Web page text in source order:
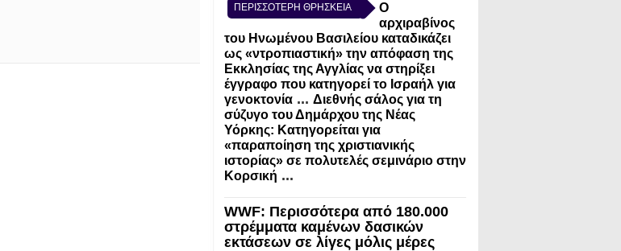
ΠΕΡΙΣΣΟΤΕΡΗ ΘΡΗΣΚΕΙΑ
Ο
αρχιραβίνος
του Ηνωμένου Βασιλείου καταδικάζει
ως «ντροπιαστική» την απόφαση της
Εκκλησίας της Αγγλίας να στηρίξει
έγγραφο που κατηγορεί το Ισραήλ για
γενοκτονία ... Διεθνής σάλος για τη
σύζυγο του Δημάρχου της Νέας
Υόρκης: Κατηγορείται για
«παραποίηση της χριστιανικής
ιστορίας» σε πολυτελές σεμινάριο στην
Κορσική ...
WWF: Περισσότερα από 180.000
στρέμματα καμένων δασικών
εκτάσεων σε λίγες μόλις μέρες